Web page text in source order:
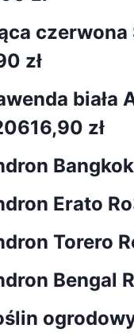
czerwona
zł
biała
16,90 zł
Erato
Torero
Bengal